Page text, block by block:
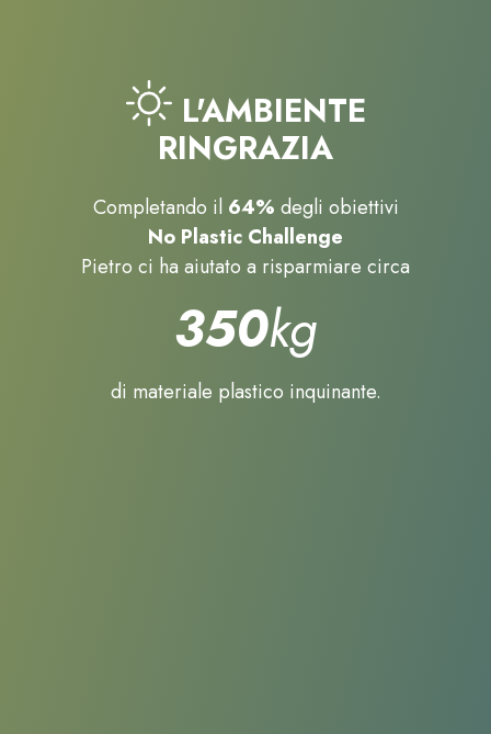
L'AMBIENTE
RINGRAZIA
Completando il 64% degli obiettivi
No Plastic Challenge
Pietro ci ha aiutato a risparmiare circa
350kg
di materiale plastico inquinante.